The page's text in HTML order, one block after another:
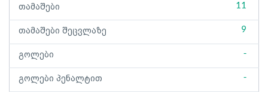
თამაშები 11
თამაშები შეცვლაზე 9
გოლები -
გოლები პენალტით -